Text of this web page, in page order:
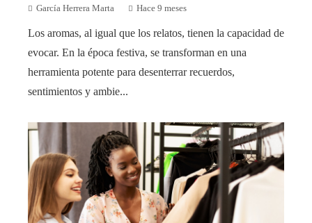
García Herrera Marta Hace 9 meses
Los aromas, al igual que los relatos, tienen la capacidad de
evocar. En la época festiva, se transforman en una
herramienta potente para desenterrar recuerdos,
sentimientos y ambie...